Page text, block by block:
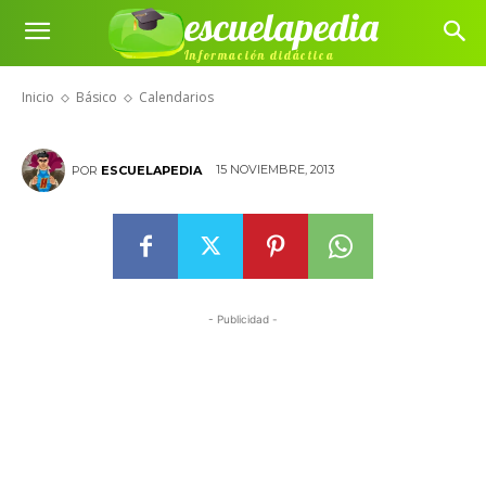
escuelapedia
Información didáctica
Inicio Básico Calendarios
Calendarios
POR ESCUELAPEDIA 15 NOVIEMBRE, 2013
- Publicidad -